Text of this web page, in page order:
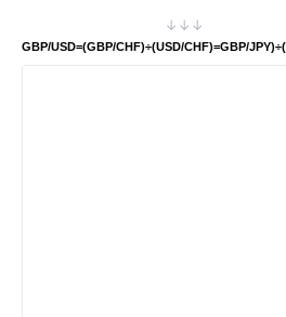
↓↓↓
GBP/USD=(GBP/CHF)÷(USD/CHF)=GBP/